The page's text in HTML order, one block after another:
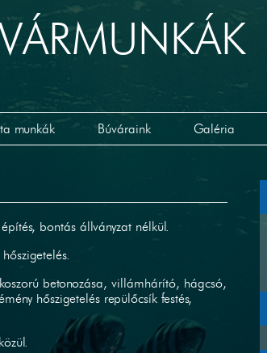
munkák Búváraink Galéria
bontás állványzat nélkül.
betonozása, villámhárító, hágcsó,
hőszigetelés repülőcsík festés,